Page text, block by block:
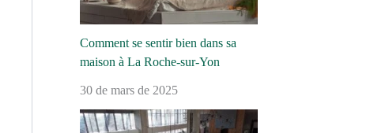
Comment se sentir bien dans sa
maison à La Roche-sur-Yon
30 de mars de 2025